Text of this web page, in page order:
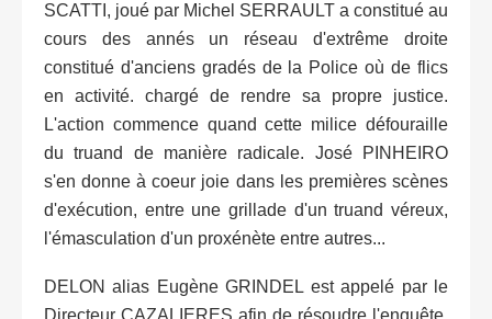
SCATTI, joué par Michel SERRAULT a constitué au
cours des annés un réseau d'extrême droite
constitué d'anciens gradés de la Police où de flics
en activité. chargé de rendre sa propre justice.
L'action commence quand cette milice défouraille
du truand de manière radicale. José PINHEIRO
s'en donne à coeur joie dans les premières scènes
d'exécution, entre une grillade d'un truand véreux,
l'émasculation d'un proxénète entre autres...
DELON alias Eugène GRINDEL est appelé par le
Directeur CAZALIERES afin de résoudre l'enquête.